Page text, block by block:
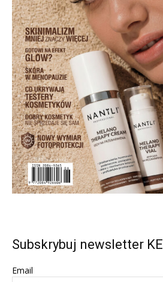
Subskrybuj newsletter KE
Email